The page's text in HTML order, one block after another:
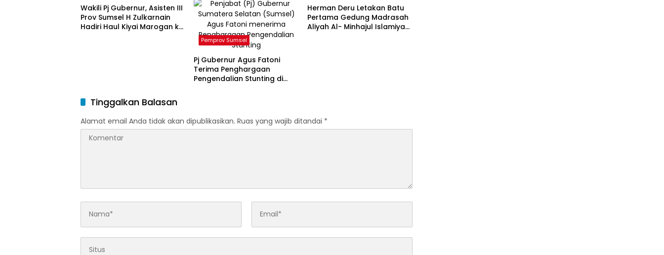
Wakili Pj Gubernur, Asisten III
Prov Sumsel H Zulkarnain
Hadiri Haul Kiyai Marogan ke
Pemprov Sumsel
Pj Gubernur Agus Fatoni
Terima Penghargaan
Pengendalian Stunting di
Herman Deru Letakan Batu
Pertama Gedung Madrasah
Aliyah Al- Minhajul Islamiyah
Tinggalkan Balasan
Alamat email Anda tidak akan dipublikasikan. Ruas yang wajib ditandai *